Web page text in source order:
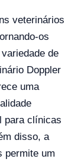
veterinários
os
de
Doppler
uma
para clínicas
disso, a
permite um